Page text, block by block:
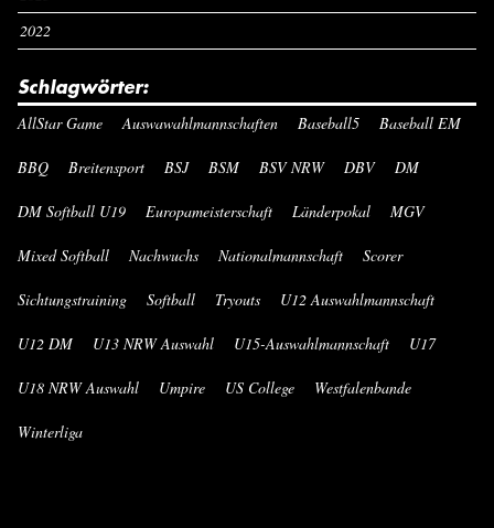
2022
Schlagwörter:
AllStar Game Auswawahlmannschaften Baseball5 Baseball EM
BBQ Breitensport BSJ BSM BSV NRW DBV DM
DM Softball U19 Europameisterschaft Länderpokal MGV
Mixed Softball Nachwuchs Nationalmannschaft Scorer
Sichtungstraining Softball Tryouts U12 Auswahlmannschaft
U12 DM U13 NRW Auswahl U15-Auswahlmannschaft U17
U18 NRW Auswahl Umpire US College Westfalenbande
Winterliga